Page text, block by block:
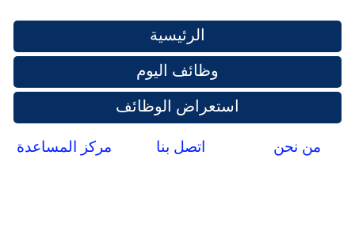
الرئيسية
وظائف اليوم
استعراض الوظائف
من نحن اتصل بنا مركز المساعدة